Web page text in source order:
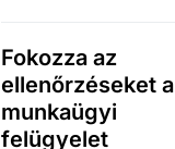
Fokozza az
ellenőrzéseket a
munkaügyi
felügyelet